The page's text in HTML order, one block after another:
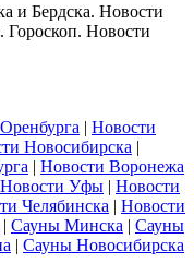
и Бердска. Новости
Гороскоп. Новости
| Новости
Новосибирска |
| Новости Воронежа
Новости Уфы | Новости
Челябинска | Новости
| Сауны Минска | Сауны
| Сауны Новосибирска